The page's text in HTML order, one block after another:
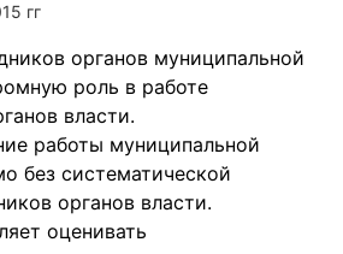
гг
органов муниципальной
роль в работе
власти.
работы муниципальной
без систематической
органов власти.
оценивать